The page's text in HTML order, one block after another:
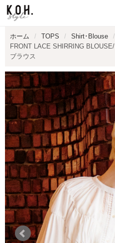
ホーム TOPS
Shirt･blouse
FRONT LACE SHIRRING
ブラウス